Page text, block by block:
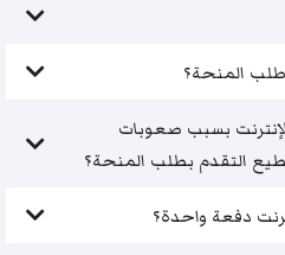
المنحة؟
بسبب صعوبات
التقدم بطلب المنحة؟
دفعة واحدة؟